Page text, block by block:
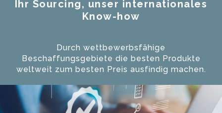
Ihr Sourcing, unser internationales
Know-how
Durch wettbewerbsfähige
Beschaffungsgebiete die besten Produkte
weltweit zum besten Preis ausfindig machen.